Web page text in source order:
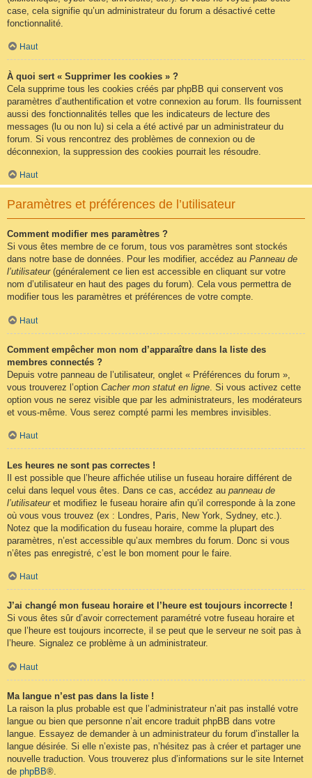
case, cela signifie qu’un administrateur du forum a désactivé cette
fonctionnalité.
Haut
À quoi sert « Supprimer les cookies » ?
Cela supprime tous les cookies créés par phpBB qui conservent vos
paramètres d’authentification et votre connexion au forum. Ils fournissent
aussi des fonctionnalités telles que les indicateurs de lecture des
messages (lu ou non lu) si cela a été activé par un administrateur du
forum. Si vous rencontrez des problèmes de connexion ou de
déconnexion, la suppression des cookies pourrait les résoudre.
Haut
Paramètres et préférences de l’utilisateur
Comment modifier mes paramètres ?
Si vous êtes membre de ce forum, tous vos paramètres sont stockés
dans notre base de données. Pour les modifier, accédez au Panneau de
l’utilisateur(généralement ce lien est accessible en cliquant sur votre
nom d’utilisateur en haut des pages du forum). Cela vous permettra de
modifier tous les paramètres et préférences de votre compte.
Haut
Comment empêcher mon nom d’apparaître dans la liste des
membres connectés ?
Depuis votre panneau de l’utilisateur, onglet « Préférences du forum »,
vous trouverez l’option Cacher mon statut en ligne . Si vous activez cette
option vous ne serez visible que par les administrateurs, les modérateurs
et vous-même. Vous serez compté parmi les membres invisibles.
Haut
Les heures ne sont pas correctes !
Il est possible que l’heure affichée utilise un fuseau horaire différent de
celui dans lequel vous êtes. Dans ce cas, accédez au panneau de
l’utilisateuret modifiez le fuseau horaire afin qu’il corresponde à la zone
où vous vous trouvez (ex : Londres, Paris, New York, Sydney, etc.).
Notez que la modification du fuseau horaire, comme la plupart des
paramètres, n’est accessible qu’aux membres du forum. Donc si vous
n’êtes pas enregistré, c’est le bon moment pour le faire.
Haut
J’ai changé mon fuseau horaire et l’heure est toujours incorrecte !
Si vous êtes sûr d’avoir correctement paramétré votre fuseau horaire et
que l’heure est toujours incorrecte, il se peut que le serveur ne soit pas à
l’heure. Signalez ce problème à un administrateur.
Haut
Ma langue n’est pas dans la liste !
La raison la plus probable est que l’administrateur n’ait pas installé votre
langue ou bien que personne n’ait encore traduit phpBB dans votre
langue. Essayez de demander à un administrateur du forum d’installer la
langue désirée. Si elle n’existe pas, n’hésitez pas à créer et partager une
nouvelle traduction. Vous trouverez plus d’informations sur le site Internet
de phpBB®.